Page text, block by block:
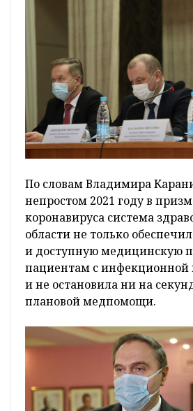
По словам Владимира
непростом 2021 году в
коронавируса система
области не только
и доступную медицинскую
пациентам с инфекционной
и не остановила ни на
плановой медпомощи.